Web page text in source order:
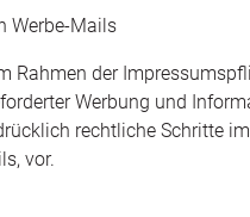
Werbe-Mails
Rahmen der
Werbung und
rechtliche Schritte
vor.